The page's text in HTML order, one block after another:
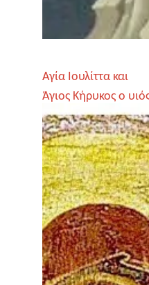
Αγία Ιουλίττα και
Άγιος Κήρυκος ο
αυτής